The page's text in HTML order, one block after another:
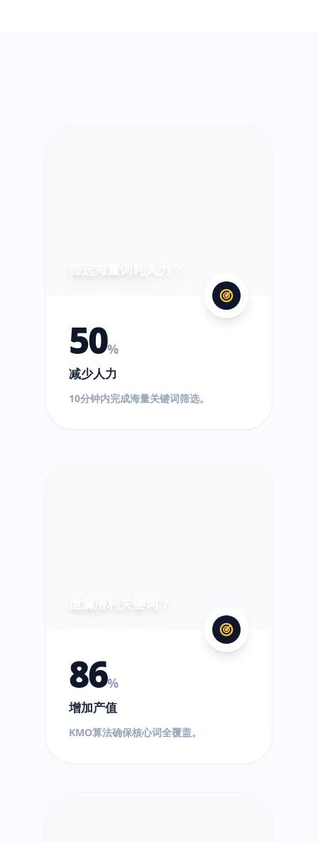
筛选海量词耗人力？
50%
减少人力
10分钟内完成海量关键词筛选。
遗漏潜利关键词？
86%
增加产值
KMO算法确保核心词全覆盖。
!